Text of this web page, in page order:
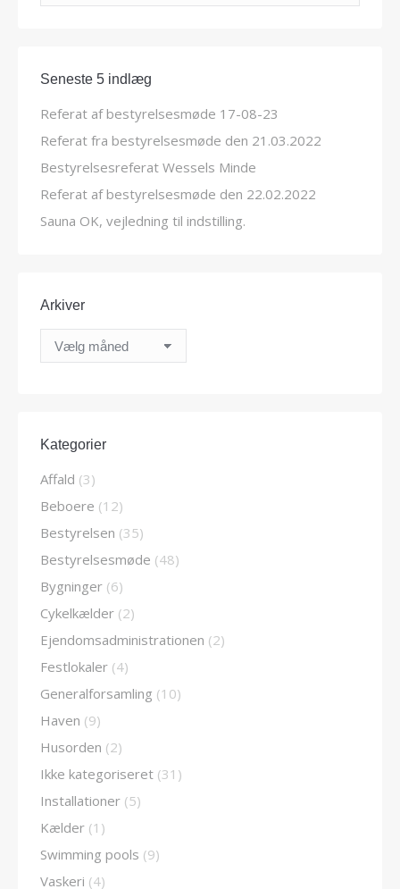
Seneste 5 indlæg
Referat af bestyrelsesmøde 17-08-23
Referat fra bestyrelsesmøde den 21.03.2022
Bestyrelsesreferat Wessels Minde
Referat af bestyrelsesmøde den 22.02.2022
Sauna OK, vejledning til indstilling.
Arkiver
Arkiver
Kategorier
Affald (3)
Beboere (12)
Bestyrelsen (35)
Bestyrelsesmøde (48)
Bygninger (6)
Cykelkælder (2)
Ejendomsadministrationen (2)
Festlokaler (4)
Generalforsamling (10)
Haven (9)
Husorden (2)
Ikke kategoriseret (31)
Installationer (5)
Kælder (1)
Swimming pools (9)
Vaskeri (4)